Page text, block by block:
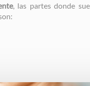
, las partes donde